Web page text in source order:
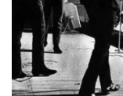
DISKOGRAFIE - EP
DISKOGRAFIE - EP II